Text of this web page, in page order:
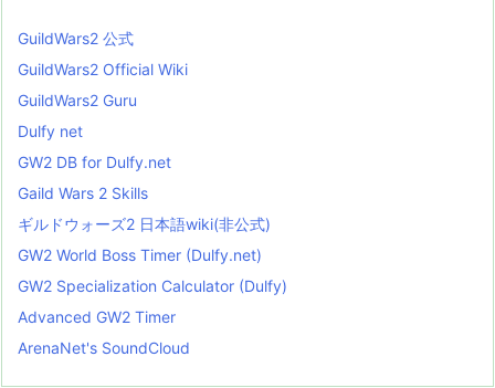
GuildWars2 公式
GuildWars2 Official Wiki
GuildWars2 Guru
Dulfy net
GW2 DB for Dulfy.net
Gaild Wars 2 Skills
ギルドウォーズ2 日本語wiki(非公式)
GW2 World Boss Timer (Dulfy.net)
GW2 Specialization Calculator (Dulfy)
Advanced GW2 Timer
ArenaNet's SoundCloud